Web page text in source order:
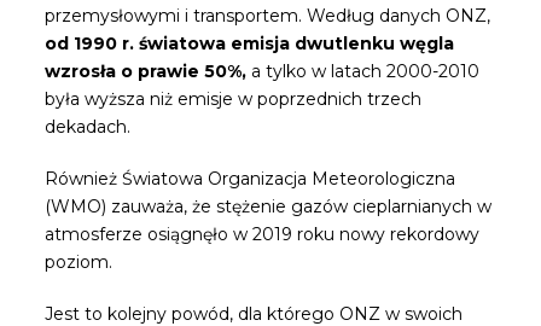
przemysłowymi i transportem. Według danych ONZ,
od 1990 r. światowa emisja dwutlenku węgla
wzrosła o prawie 50%, a tylko w latach 2000-2010
była wyższa niż emisje w poprzednich trzech
dekadach.
Również Światowa Organizacja Meteorologiczna
(WMO) zauważa, że stężenie gazów cieplarnianych w
atmosferze osiągnęło w 2019 roku nowy rekordowy
poziom.
Jest to kolejny powód, dla którego ONZ w swoich